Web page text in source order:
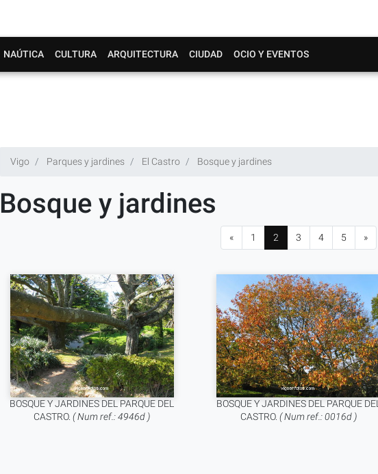
NAÚTICA CULTURA ARQUITECTURA CIUDAD OCIO Y EVENTOS
Vigo Parques y jardines El Castro Bosque y jardines
Bosque y jardines
« 1 2 3 4 5 »
BOSQUE Y JARDINES DEL PARQUE DEL
CASTRO.( Num ref.: 4946d )
BOSQUE Y JARDINES DEL PARQUE DEL
CASTRO. ( Num ref.: 0016d )